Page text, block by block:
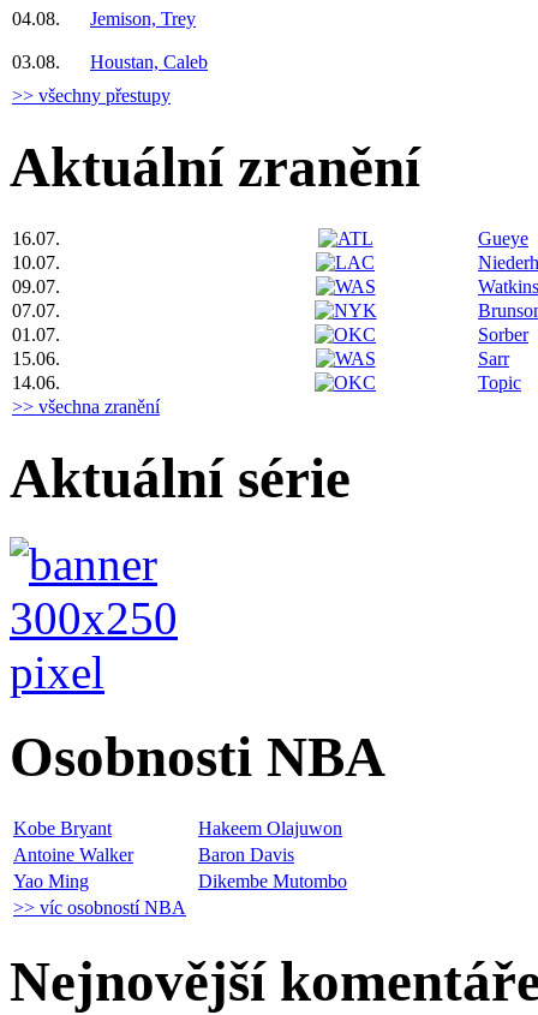
04.08. Jemison, Trey
03.08.
Houstan, Caleb
>> všechny přestupy
Aktuální zranění
16.07.
Gueye
10.07.
09.07.
Watkins
07.07.
01.07.
Sorber
15.06.
Sarr
14.06.
Topic
>> všechna zranění
Aktuální série
Osobnosti NBA
Kobe Bryant
Hakeem Olajuwon
Antoine Walker
Baron Davis
Yao Ming
Dikembe Mutombo
>> víc osobností NBA
Nejnovější